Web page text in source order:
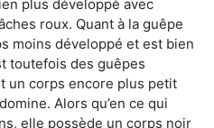
plus développé avec
roux. Quant à la guêpe
moins développé et est bien
toutefois des guêpes
un corps encore plus petit
Alors qu’en ce qui
elle possède un corps noir